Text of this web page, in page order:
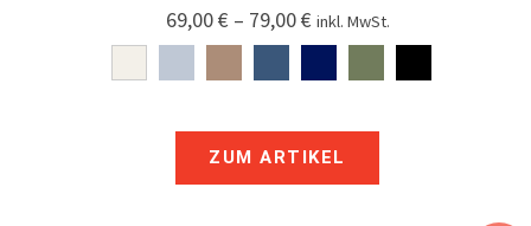
69,00€– 79,00€ inkl. MwSt.
ZUM ARTIKEL